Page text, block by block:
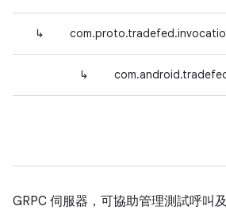
↳
↳
GRPC 伺服器，可協助管理測試呼叫